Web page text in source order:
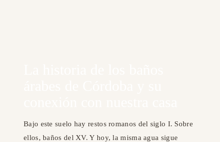
Bajo este suelo hay restos romanos del siglo I. Sobre
ellos, baños del XV. Y hoy, la misma agua sigue